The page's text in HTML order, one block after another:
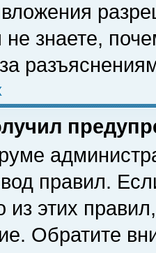
не знаете,
правил.
из этих
Обратите